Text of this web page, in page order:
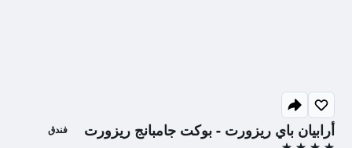
أرابيان باي ريزورت - بوكت جامبانج ريزورت فندق